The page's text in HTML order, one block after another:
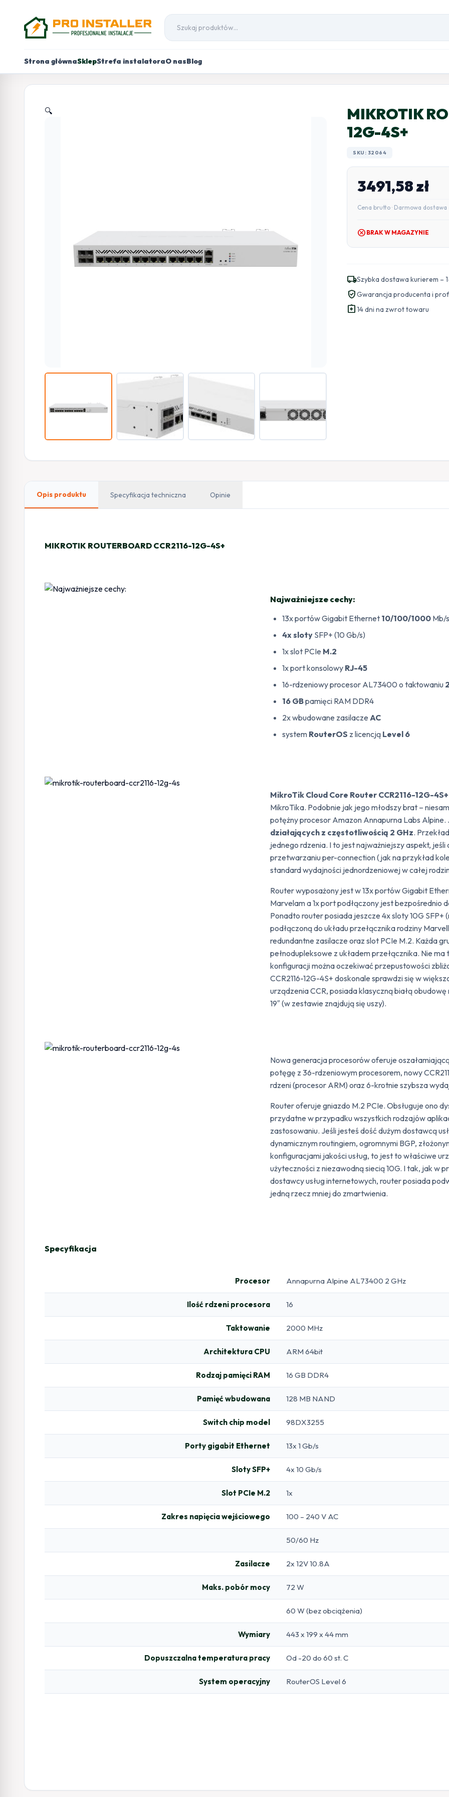
Strona głównaSklepStrefa instalatoraO nasBlog
🔍
MIKROTIK
12G-4S+
SKU: 32064
3491,58zł
Cena brutto · Darmowa
cancel BRAK W MAGAZYNIE
local_shippingSzybka dostawa kurierem –
verified_userGwarancja producenta i
assignment_return14 dni na zwrot towaru
Opis produktu Specyfikacja techniczna Opinie
MIKROTIK ROUTERBOARD CCR2116-12G-4S+
Najważniejsze cechy:
13x portów Gigabit Ethernet 10/100/1000 Mb/
4x sloty SFP+ (10 Gb/s)
1x slot PCIe M.2
1x port konsolowy RJ-45
16-rdzeniowy procesor AL73400 o taktowaniu
16 GBpamięci RAM DDR4
2x wbudowane zasilacze AC
system RouterOS z licencją Level 6
MikroTik Cloud Core Router CCR2116-12G-4S+
MikroTika. Podobnie jak jego młodszy brat –
potężny procesor Amazon Annapurna Labs Alpine.
działających z częstotliwością 2 GHz.
jednego rdzenia. I to jest najważniejszy aspekt,
przetwarzaniu per-connection (jak na przykład
standard wydajności jednordzeniowej w całej
Router wyposażony jest w 13x portów Gigabit
Marvelam a 1x port podłączony jest bezpośrednio
Ponadto router posiada jeszcze 4x sloty 10G SFP+
podłączoną do układu przełącznika rodziny
redundantne zasilacze oraz slot PCIe M.2. Każda
pełnodupleksowe z układem przełącznika. Nie
konfiguracji można oczekiwać przepustowości
CCR2116-12G-4S+ doskonale sprawdzi się w
urządzenia CCR, posiada klasyczną białą
19″ (w zestawie znajdują się uszy).
Nowa generacja procesorów oferuje
potęgę z 36-rdzeniowym procesorem, nowy
rdzeni (procesor ARM) oraz 6-krotnie szybsza
Router oferuje gniazdo M.2 PCIe. Obsługuje ono
przydatne w przypadku wszystkich rodzajów
zastosowaniu. Jeśli jesteś dość dużym dostawcą
dynamicznym routingiem, ogromnymi BGP,
konfiguracjami jakości usług, to jest to właściwe
użyteczności z niezawodną siecią 10G. I tak, jak w
dostawcy usług internetowych, router posiada
jedną rzecz mniej do zmartwienia.
Specyfikacja
Procesor Annapurna Alpine AL73400 2 GHz
Ilość rdzeni procesora 16
Taktowanie 2000 MHz
Architektura CPU ARM 64bit
Rodzaj pamięci RAM 16 GB DDR4
Pamięć wbudowana 128 MB NAND
Switch chip model 98DX3255
Porty gigabit Ethernet 13x 1 Gb/s
Sloty SFP+ 4x 10 Gb/s
Slot PCIe M.2 1x
Zakres napięcia wejściowego 100 – 240 V AC
50/60 Hz
Zasilacze 2x 12V 10.8A
Maks. pobór mocy 72 W
60 W (bez obciążenia)
Wymiary 443 x 199 x 44 mm
Dopuszczalna temperatura pracy Od -20 do 60 st. C
System operacyjny RouterOS Level 6